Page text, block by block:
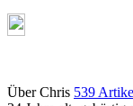
Über Chris 539